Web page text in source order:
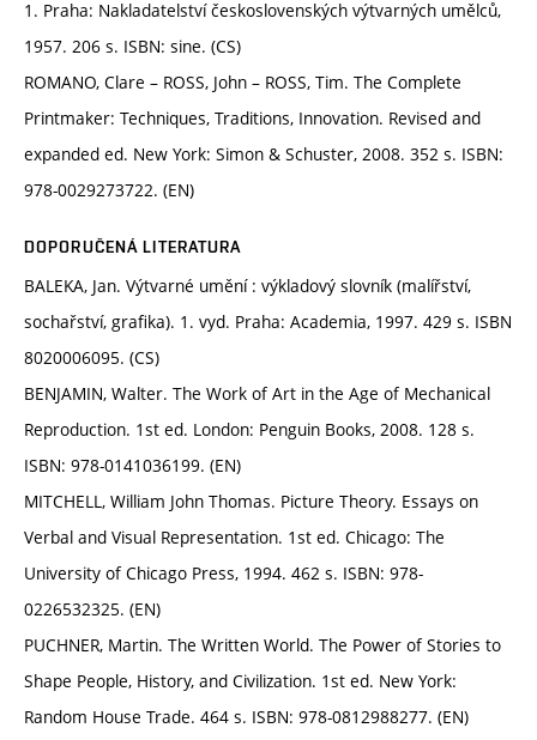
1. Praha: Nakladatelství československých výtvarných umělců,
1957. 206 s. ISBN: sine. (CS)
ROMANO, Clare – ROSS, John – ROSS, Tim. The Complete
Printmaker: Techniques, Traditions, Innovation. Revised and
expanded ed. New York: Simon & Schuster, 2008. 352 s. ISBN:
978-0029273722. (EN)
DOPORUČENÁ LITERATURA
BALEKA, Jan. Výtvarné umění : výkladový slovník (malířství,
sochařství, grafika). 1. vyd. Praha: Academia, 1997. 429 s. ISBN
8020006095. (CS)
BENJAMIN, Walter. The Work of Art in the Age of Mechanical
Reproduction. 1st ed. London: Penguin Books, 2008. 128 s.
ISBN: 978-0141036199. (EN)
MITCHELL, William John Thomas. Picture Theory. Essays on
Verbal and Visual Representation. 1st ed. Chicago: The
University of Chicago Press, 1994. 462 s. ISBN: 978-
0226532325. (EN)
PUCHNER, Martin. The Written World. The Power of Stories to
Shape People, History, and Civilization. 1st ed. New York:
Random House Trade. 464 s. ISBN: 978-0812988277. (EN)